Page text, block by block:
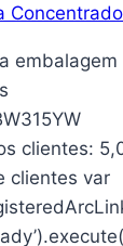
: ‎ 23 x 23 x 11 cm;
clientes:
clientes var